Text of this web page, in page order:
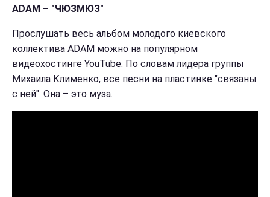
ADAM – "ЧЮЗМЮЗ"
Прослушать весь альбом молодого киевского
коллектива ADAM можно на популярном
видеохостинге YouTube. По словам лидера группы
Михаила Клименко, все песни на пластинке "связаны
с ней". Она – это муза.